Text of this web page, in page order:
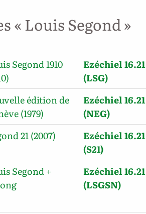
« Louis Segond »
Segond 1910
Ezéchiel 16.21
(LSG)
édition de
(1979)
Ezéchiel 16.21
(NEG)
21 (2007)
Ezéchiel 16.21
(S21)
Segond +
Ezéchiel 16.21
(LSGSN)